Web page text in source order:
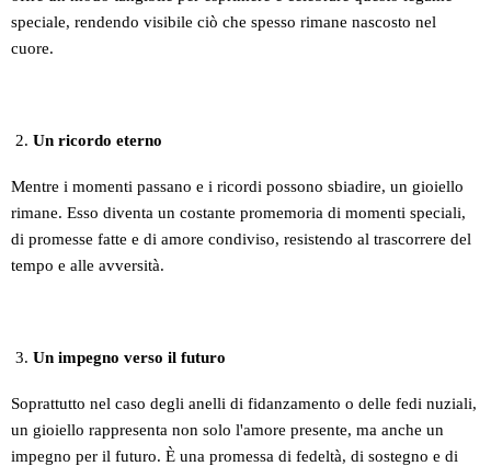
speciale, rendendo visibile ciò che spesso rimane nascosto nel
cuore.
Un ricordo eterno
Mentre i momenti passano e i ricordi possono sbiadire, un gioiello
rimane. Esso diventa un costante promemoria di momenti speciali,
di promesse fatte e di amore condiviso, resistendo al trascorrere del
tempo e alle avversità.
Un impegno verso il futuro
Soprattutto nel caso degli anelli di fidanzamento o delle fedi nuziali,
un gioiello rappresenta non solo l'amore presente, ma anche un
impegno per il futuro. È una promessa di fedeltà, di sostegno e di